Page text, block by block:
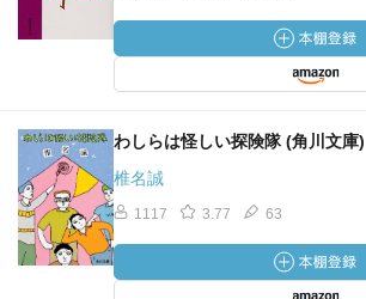
わしらは怪しい探険隊 (角川文庫)
椎名誠
1117 3.77 63